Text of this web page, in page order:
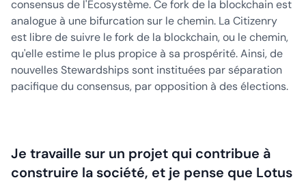
consensus de l'Écosystème. Ce fork de la blockchain est
analogue à une bifurcation sur le chemin. La Citizenry
est libre de suivre le fork de la blockchain, ou le chemin,
qu'elle estime le plus propice à sa prospérité. Ainsi, de
nouvelles Stewardships sont instituées par séparation
pacifique du consensus, par opposition à des élections.
Je travaille sur un projet qui contribue à
construire la société, et je pense que Lotus